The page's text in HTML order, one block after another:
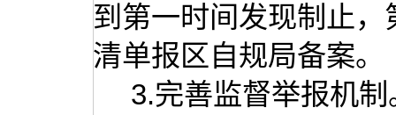
到第一时间发现制止
清单报区自规局备案。
3.完善监督举报机